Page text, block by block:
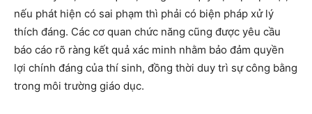
nếu phát hiện có sai phạm thì phải có biện pháp xử lý
thích đáng. Các cơ quan chức năng cũng được yêu cầu
báo cáo rõ ràng kết quả xác minh nhằm bảo đảm quyền
lợi chính đáng của thí sinh, đồng thời duy trì sự công bằng
trong môi trường giáo dục.